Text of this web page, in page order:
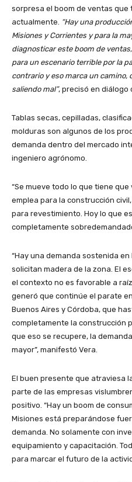
sorpresa el boom de ventas
actualmente. “Hay una
Misiones y Corrientes y para la
diagnosticar este boom de
para un escenario terrible por la
contrario y eso marca un camino,
saliendo mal”, precisó en diálogo
Tablas secas, cepilladas,
molduras son algunos de los
demanda dentro del mercado
ingeniero agrónomo.
“Se mueve todo lo que tiene
emplea para la construcción
para revestimiento. Hoy lo que
completamente
“Hay una demanda sostenida
solicitan madera de la zona. El
el contexto no es favorable a
generó que continúe el parate
Buenos Aires y Córdoba, que
completamente la construcción
que eso se recupere, la
mayor”, manifestó Vera.
El buen presente que atraviesa
parte de las empresas
positivo. “Hay un boom de
Misiones está preparándose
demanda. No solamente con
equipamiento y capacitación.
para marcar el futuro de la